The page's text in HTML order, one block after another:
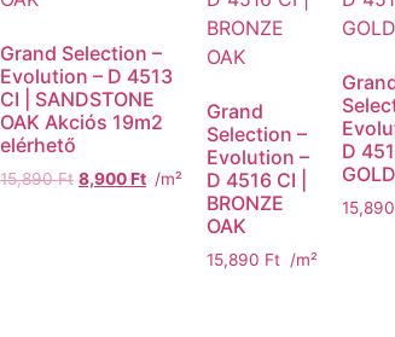
Grand Selection –
Evolution – D 4513
CI | SANDSTONE
OAK Akciós 19m2
elérhető
15,890Ft 8,900Ft /m²
Grand
Selection –
Evolution –
D 4516 CI |
BRONZE
OAK
15,890 Ft /m²
D
15,890